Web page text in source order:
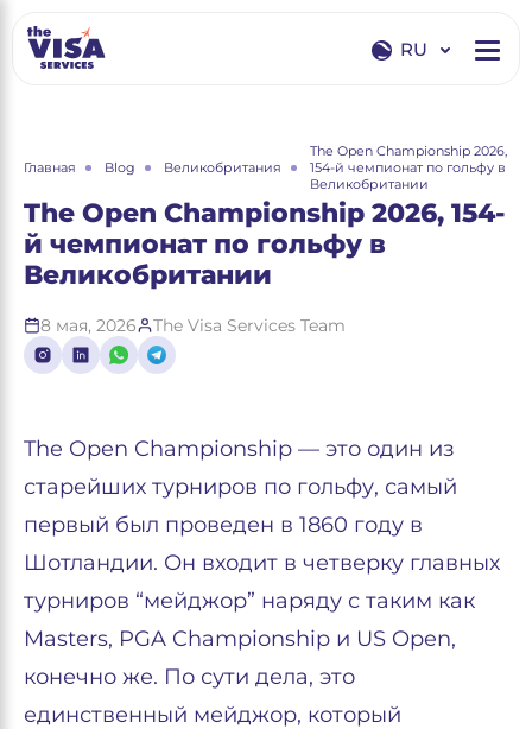
RU
RU
Главная Blog Великобритания
The Open Championship 2026,
154-й чемпионат по гольфу в
Великобритании
The Open Championship 2026, 154-
й чемпионат по гольфу в
Великобритании
8 мая, 2026 The Visa Services Team
The Open Championship — это один из
старейших турниров по гольфу, самый
первый был проведен в 1860 году в
Шотландии. Он входит в четверку главных
турниров “мейджор” наряду с таким как
Masters, PGA Championship и US Open,
конечно же. По сути дела, это
единственный мейджор, который